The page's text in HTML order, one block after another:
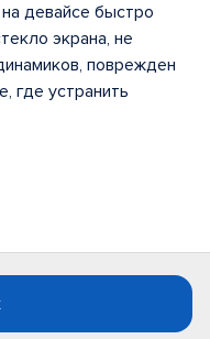
девайсе быстро
экрана, не
поврежден
где устранить